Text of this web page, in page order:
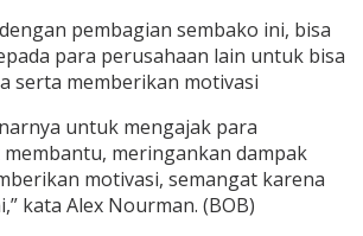
pembagian sembako ini, bisa
para perusahaan lain untuk bisa
serta memberikan motivasi
untuk mengajak para
meringankan dampak
motivasi, semangat karena
kata Alex Nourman. (BOB)